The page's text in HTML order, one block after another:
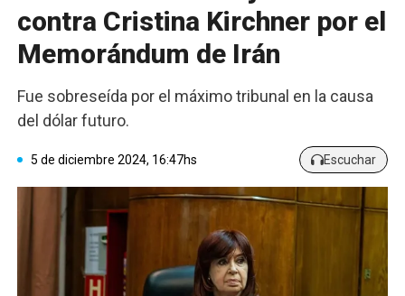
contra Cristina Kirchner por el
Memorándum de Irán
Fue sobreseída por el máximo tribunal en la causa
del dólar futuro.
5 de diciembre 2024, 16:47hs Escuchar